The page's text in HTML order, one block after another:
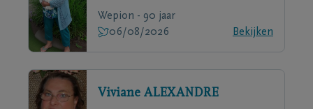
Wepion - 90 jaar
06/08/2026
Bekijken
Viviane ALEXANDRE